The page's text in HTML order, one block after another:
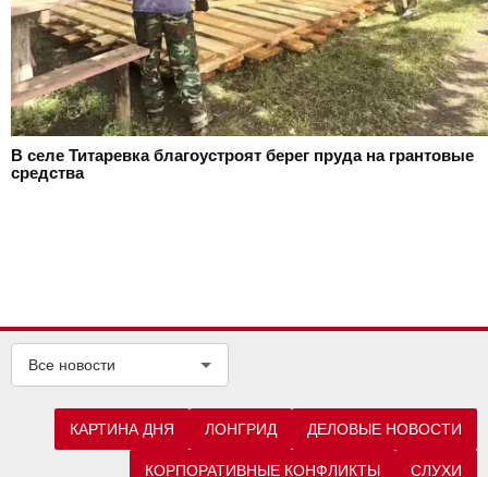
В селе Титаревка благоустроят берег пруда на грантовые
средства
Все новости
КАРТИНА ДНЯ ЛОНГРИД ДЕЛОВЫЕ НОВОСТИ
КОРПОРАТИВНЫЕ КОНФЛИКТЫ СЛУХИ